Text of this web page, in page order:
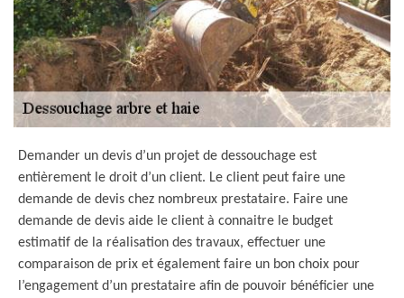
Demander un devis d’un projet de dessouchage est
entièrement le droit d’un client. Le client peut faire une
demande de devis chez nombreux prestataire. Faire une
demande de devis aide le client à connaitre le budget
estimatif de la réalisation des travaux, effectuer une
comparaison de prix et également faire un bon choix pour
l’engagement d’un prestataire afin de pouvoir bénéficier une